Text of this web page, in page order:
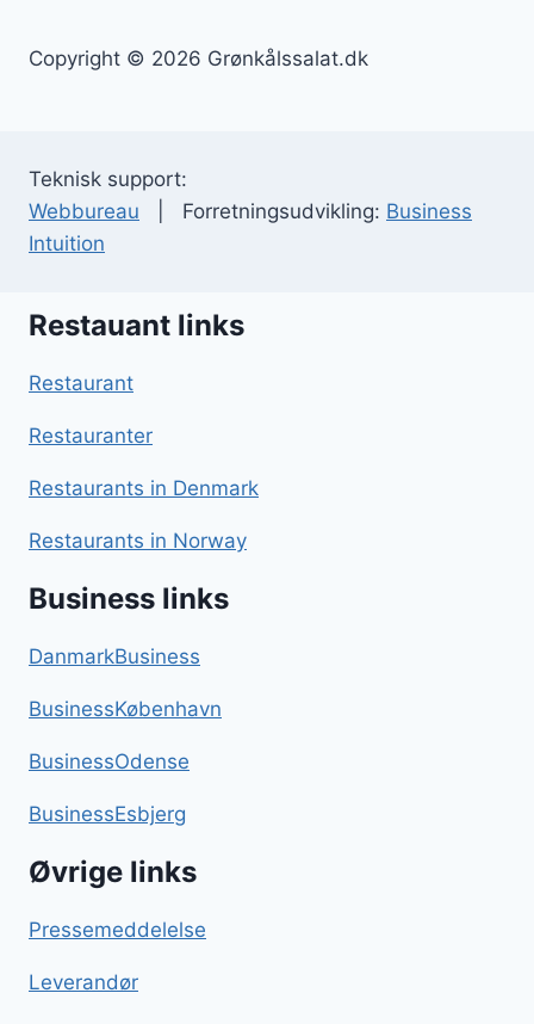
Copyright © 2026 Grønkålssalat.dk
Teknisk support:
Webbureau | Forretningsudvikling: Business
Intuition
Restauant links
Restaurant
Restauranter
Restaurants in Denmark
Restaurants in Norway
Business links
DanmarkBusiness
BusinessKøbenhavn
BusinessOdense
BusinessEsbjerg
Øvrige links
Pressemeddelelse
Leverandør